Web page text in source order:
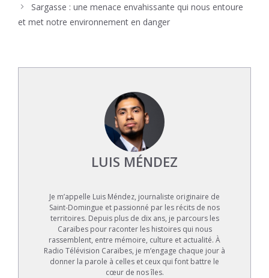
Sargasse : une menace envahissante qui nous entoure
et met notre environnement en danger
LUIS MÉNDEZ
Je m’appelle Luis Méndez, journaliste originaire de
Saint-Domingue et passionné par les récits de nos
territoires. Depuis plus de dix ans, je parcours les
Caraïbes pour raconter les histoires qui nous
rassemblent, entre mémoire, culture et actualité. À
Radio Télévision Caraïbes, je m’engage chaque jour à
donner la parole à celles et ceux qui font battre le
cœur de nos îles.